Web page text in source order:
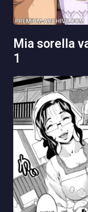
mia sorella va a letto con papà 3 pt
1